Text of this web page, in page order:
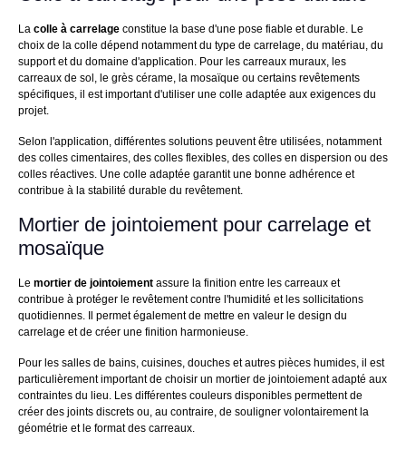
La colle à carrelage constitue la base d'une pose fiable et durable. Le
choix de la colle dépend notamment du type de carrelage, du matériau, du
support et du domaine d'application. Pour les carreaux muraux, les
carreaux de sol, le grès cérame, la mosaïque ou certains revêtements
spécifiques, il est important d'utiliser une colle adaptée aux exigences du
projet.
Selon l'application, différentes solutions peuvent être utilisées, notamment
des colles cimentaires, des colles flexibles, des colles en dispersion ou des
colles réactives. Une colle adaptée garantit une bonne adhérence et
contribue à la stabilité durable du revêtement.
Mortier de jointoiement pour carrelage et
mosaïque
Le mortier de jointoiement assure la finition entre les carreaux et
contribue à protéger le revêtement contre l'humidité et les sollicitations
quotidiennes. Il permet également de mettre en valeur le design du
carrelage et de créer une finition harmonieuse.
Pour les salles de bains, cuisines, douches et autres pièces humides, il est
particulièrement important de choisir un mortier de jointoiement adapté aux
contraintes du lieu. Les différentes couleurs disponibles permettent de
créer des joints discrets ou, au contraire, de souligner volontairement la
géométrie et le format des carreaux.